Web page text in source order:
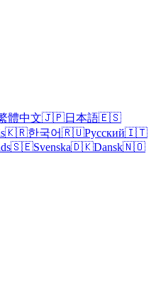
體中文🇯🇵日本語🇪🇸
🇰🇷한국어🇷🇺Русский🇮🇹
🇸🇪Svenska🇩🇰Dansk🇳🇴